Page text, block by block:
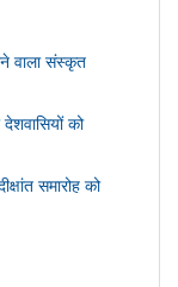
वाला संस्कृत
को
समारोह को